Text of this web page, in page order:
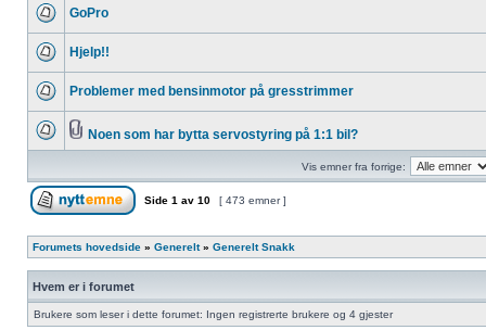
GoPro
Hjelp!!
Problemer med bensinmotor på gresstrimmer
Noen som har bytta servostyring på 1:1 bil?
Vis emner fra forrige:
Side 1 av 10 [ 473 emner ]
Forumets hovedside » Generelt» Generelt Snakk
Hvem er i forumet
Brukere som leser i dette forumet: Ingen registrerte brukere og 4 gjester